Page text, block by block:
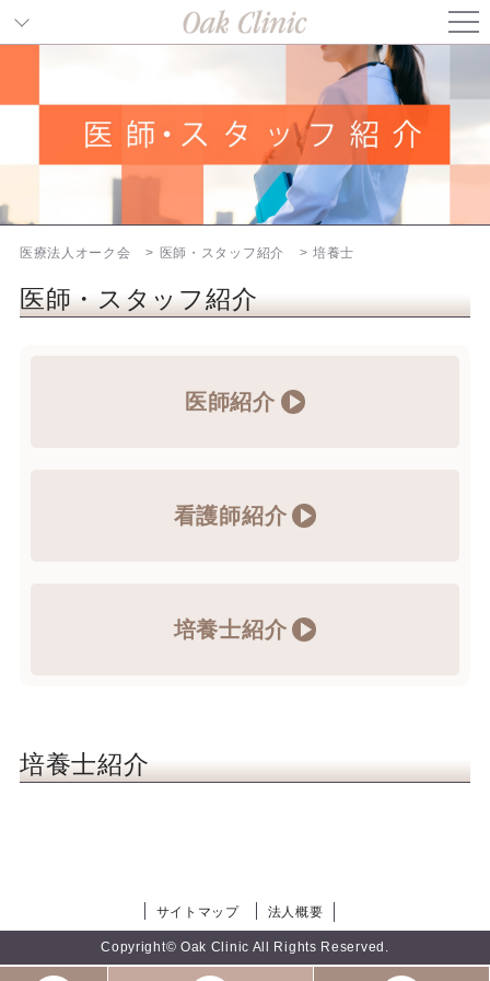
医師紹介
通院中の患者様へ
医療法人オーク会 医師・スタッフ紹介 培養士
医師・スタッフ紹介
医師紹介
看護師紹介
培養士紹介
培養士紹介
サイトマップ 法人概要
Copyright© Oak Clinic All Rights Reserved.